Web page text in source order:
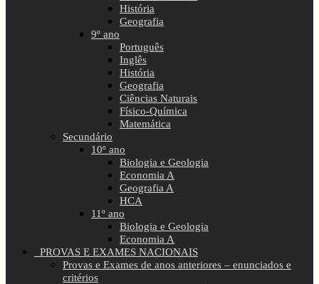
História
Geografia
9º ano
Português
Inglês
História
Geografia
Ciências Naturais
Físico-Química
Matemática
Secundário
10º ano
Biologia e Geologia
Economia A
Geografia A
HCA
11º ano
Biologia e Geologia
Economia A
PROVAS E EXAMES NACIONAIS
Provas e Exames de anos anteriores – enunciados e
critérios